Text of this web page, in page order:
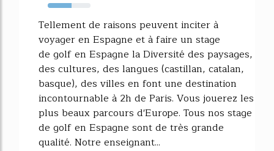
56%
Tellement de raisons peuvent inciter à
voyager en Espagne et à faire un stage
de golf en Espagne la Diversité des paysages,
des cultures, des langues (castillan, catalan,
basque), des villes en font une destination
incontournable à 2h de Paris. Vous jouerez les
plus beaux parcours d'Europe. Tous nos stage
de golf en Espagne sont de très grande
qualité. Notre enseignant...